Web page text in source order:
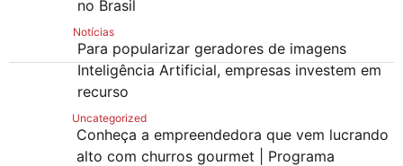
no Brasil
Notícias
Para popularizar geradores de imagens
Inteligência Artificial, empresas investem em
recurso
Uncategorized
Conheça a empreendedora que vem lucrando
alto com churros gourmet | Programa